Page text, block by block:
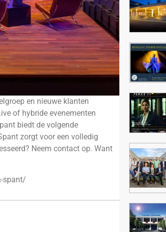
en nieuwe klanten
of hybride evenementen
biedt de volgende
zorgt voor een volledig
Neem contact op. Want
spant/